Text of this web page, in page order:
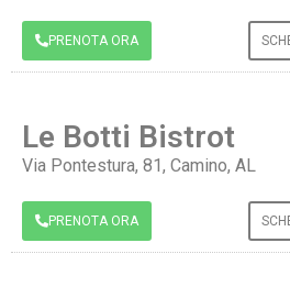
PRENOTA ORA
Le Botti Bistrot
Via Pontestura, 81, Camino, AL
PRENOTA ORA